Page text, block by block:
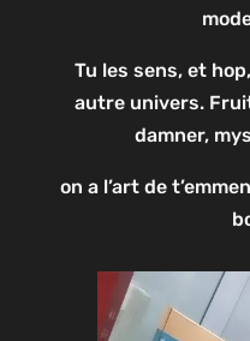
Tu les sens, et
autre univers.
damner,
on a l’art de